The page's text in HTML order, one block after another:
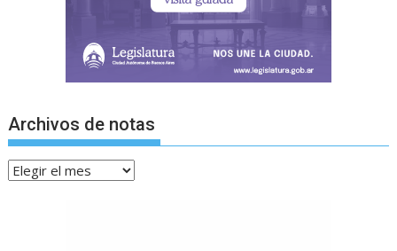
Archivos de notas
Archivos